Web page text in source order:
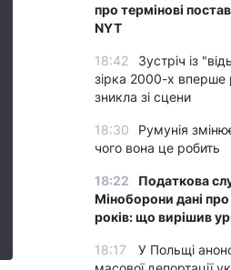
про термінові
NYT
18:42
Зустріч із
зірка 2000-х
зникла зі сцени
18:30
Румунія
чого вона це робить
18:22
Податкова
Міноборони дані про
років: що вирішив
18:17
У Польщі